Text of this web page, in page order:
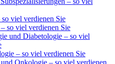
viel verdienen Sie
so viel verdienen Sie
und Diabetologie – so viel
– so viel verdienen Sie
Onkologie – so viel verdienen